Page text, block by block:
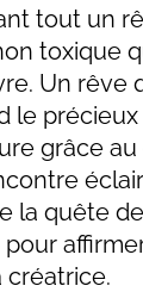
tout un
toxique
Un rêve
le
grâce
la quête
créatrice.